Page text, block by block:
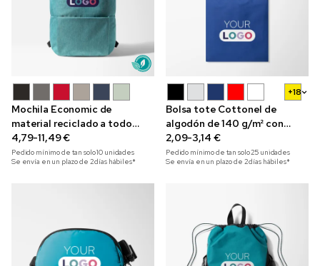
Mochila Economic de
material reciclado a todo
color para portátil de 15"
4,79-11,49 €
Pedido mínimo de tan solo10 unidades
Se envía en un plazo de 2 días hábiles*
+18
Bolsa tote Cottonel de
algodón de 140 g/m² con
impresión a todo color
2,09-3,14 €
Pedido mínimo de tan solo25 unidades
Se envía en un plazo de 2 días hábiles*